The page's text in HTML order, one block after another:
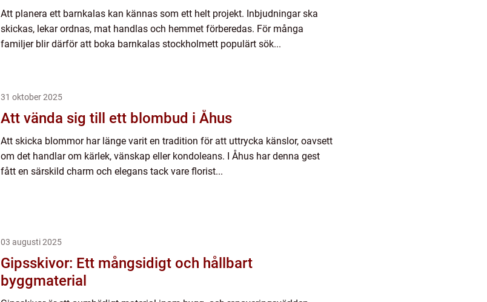
Att planera ett barnkalas kan kännas som ett helt projekt. Inbjudningar ska
skickas, lekar ordnas, mat handlas och hemmet förberedas. För många
familjer blir därför att boka barnkalas stockholmett populärt sök...
31 oktober 2025
Att vända sig till ett blombud i Åhus
Att skicka blommor har länge varit en tradition för att uttrycka känslor, oavsett
om det handlar om kärlek, vänskap eller kondoleans. I Åhus har denna gest
fått en särskild charm och elegans tack vare florist...
03 augusti 2025
Gipsskivor: Ett mångsidigt och hållbart
byggmaterial